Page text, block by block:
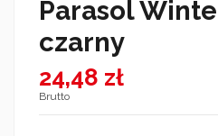
Parasol
czarny
24,48 zł
Brutto